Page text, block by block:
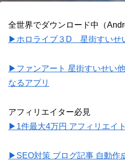
全世界でダウンロード中（
▶ホロライブ３D 星街すいせ
▶ファンアート 星街すいせい
なるアプリ
アフィリエイター必見
▶1件最大4万円 アフィリエイ
▶SEO対策 ブログ記事 自動作